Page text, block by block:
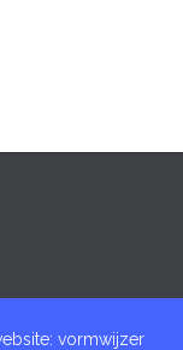
vormwijzer